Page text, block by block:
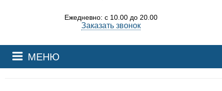
Ежедневно: с 10.00 до 20.00
Заказать звонок
МЕНЮ